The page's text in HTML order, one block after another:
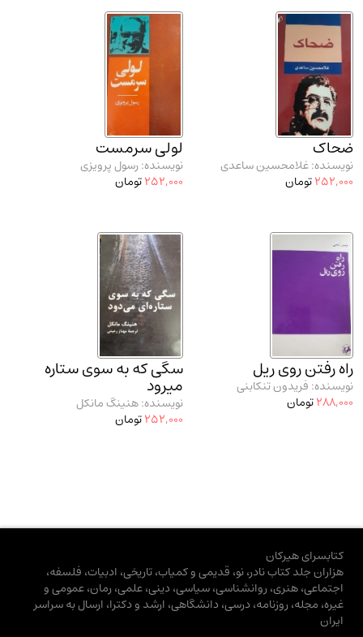
ضحاک
نویسنده: غلامحسین ساعدی
252,000تومان
لولی سرمست
نویسنده: رسول پرویزی
252,000تومان
راه رفتن روی ریل
نویسنده: فریدون تنکابنی
288,000تومان
سگی که به سوی ستاره
میرود
نویسنده: هنینگ مانکل
252,000تومان
کتابسرای هیرکان
هزاران جلد کتاب نادر، نو، قدیمی و کمیاب، تاریخی، ادبیات، فلسفه،
اجتماعی، هنری، روانشناسی، سیاسی، دینی، علمی، رمان، عمومی و
غیره، مجله، روزنامه، درسی، دانشگاهی، ارشد و دکترا، ارسال به سراسر
ایران